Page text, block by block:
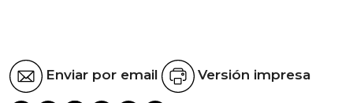
Enviar por email Versión impresa